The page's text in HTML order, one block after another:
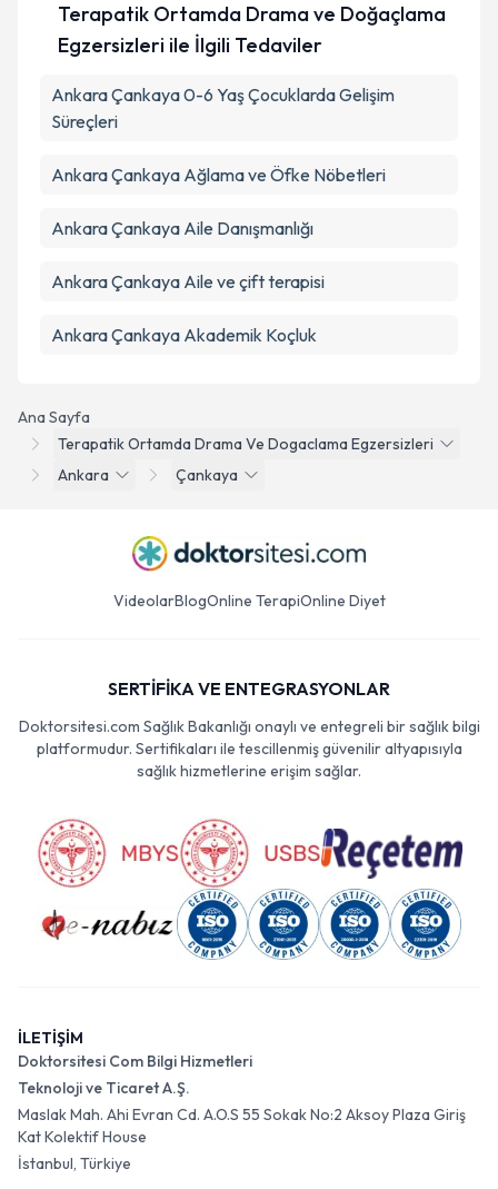
Ana Sayfa
Terapatik Ortamda Drama Ve Dogaclama Egzersizleri
Ankara
Çankaya
Terapatik Ortamda Drama ve Doğaçlama
Egzersizleri ile İlgili Tedaviler
Ankara Çankaya 0-6 Yaş Çocuklarda Gelişim
Süreçleri
Ankara Çankaya Ağlama ve Öfke Nöbetleri
Ankara Çankaya Aile Danışmanlığı
Ankara Çankaya Aile ve çift terapisi
Ankara Çankaya Akademik Koçluk
VideolarBlogOnline TerapiOnline Diyet
SERTİFİKA VE ENTEGRASYONLAR
Doktorsitesi.com Sağlık Bakanlığı onaylı ve entegreli bir sağlık bilgi
platformudur. Sertifikaları ile tescillenmiş güvenilir altyapısıyla
sağlık hizmetlerine erişim sağlar.
İLETİŞİM
Doktorsitesi Com Bilgi Hizmetleri
Teknoloji ve Ticaret A.Ş.
Maslak Mah. Ahi Evran Cd. A.O.S 55 Sokak No:2 Aksoy Plaza Giriş
Kat Kolektif House
İstanbul, Türkiye